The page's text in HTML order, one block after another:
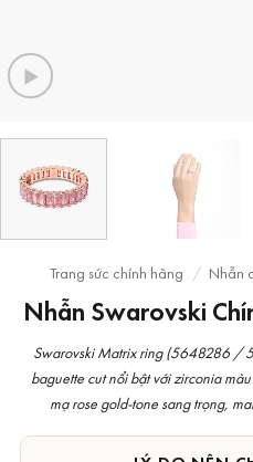
Trang sức chính hãng / Nhẫn
Nhẫn Swarovski
Swarovski Matrix ring (5648286
baguette cut nổi bật với zirconia
mạ rose gold-tone sang trọng,